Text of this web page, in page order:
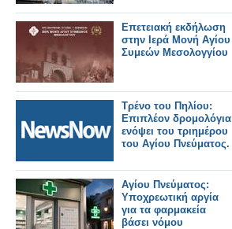
Επετειακή εκδήλωση
στην Ιερά Μονή Αγίου
Συμεών Μεσολογγίου
Τρένο του Πηλίου:
Επιπλέον δρομολόγια
ενόψει του τριημέρου
του Αγίου Πνεύματος.
Αγίου Πνεύματος:
Υποχρεωτική αργία
για τα φαρμακεία
βάσει νόμου